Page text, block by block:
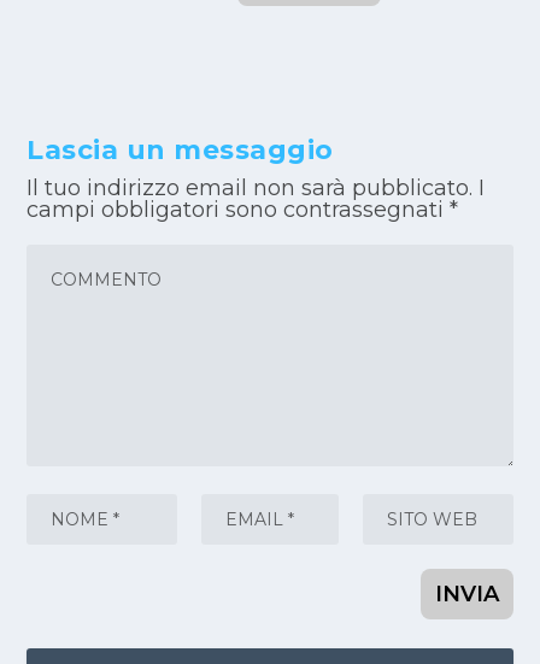
Lascia un messaggio
Il tuo indirizzo email non sarà pubblicato. I
campi obbligatori sono contrassegnati*